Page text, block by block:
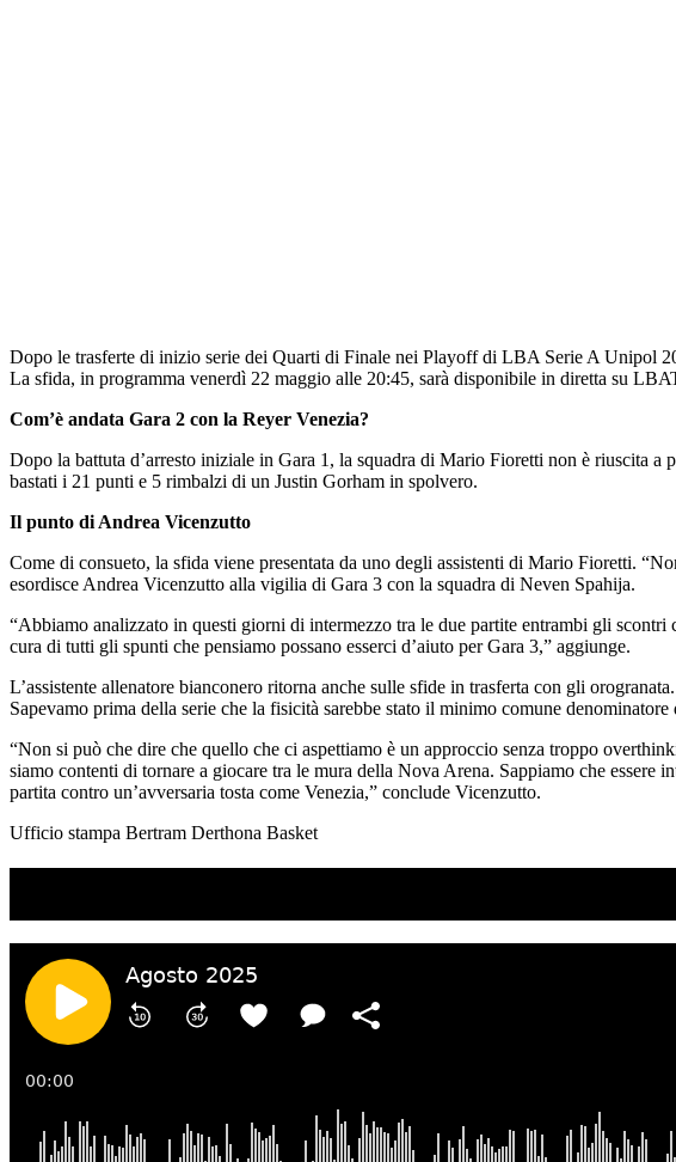
Dopo le trasferte di inizio serie dei Quarti di Finale nei Playoff di LBA Serie A Unipol
La sfida, in programma venerdì 22 maggio alle 20:45, sarà disponibile in diretta su
Com’è andata Gara 2 con la Reyer Venezia?
Dopo la battuta d’arresto iniziale in Gara 1, la squadra di Mario Fioretti non è riuscita
bastati i 21 punti e 5 rimbalzi di un Justin Gorham in spolvero.
Il punto di Andrea Vicenzutto
Come di consueto, la sfida viene presentata da uno degli assistenti di Mario Fioretti.
esordisce Andrea Vicenzutto alla vigilia di Gara 3 con la squadra di Neven Spahija.
“Abbiamo analizzato in questi giorni di intermezzo tra le due partite entrambi gli
cura di tutti gli spunti che pensiamo possano esserci d’aiuto per Gara 3,” aggiunge.
L’assistente allenatore bianconero ritorna anche sulle sfide in trasferta con gli
Sapevamo prima della serie che la fisicità sarebbe stato il minimo comune
“Non si può che dire che quello che ci aspettiamo è un approccio senza troppo
siamo contenti di tornare a giocare tra le mura della Nova Arena. Sappiamo che essere
partita contro un’avversaria tosta come Venezia,” conclude Vicenzutto.
Ufficio stampa Bertram Derthona Basket